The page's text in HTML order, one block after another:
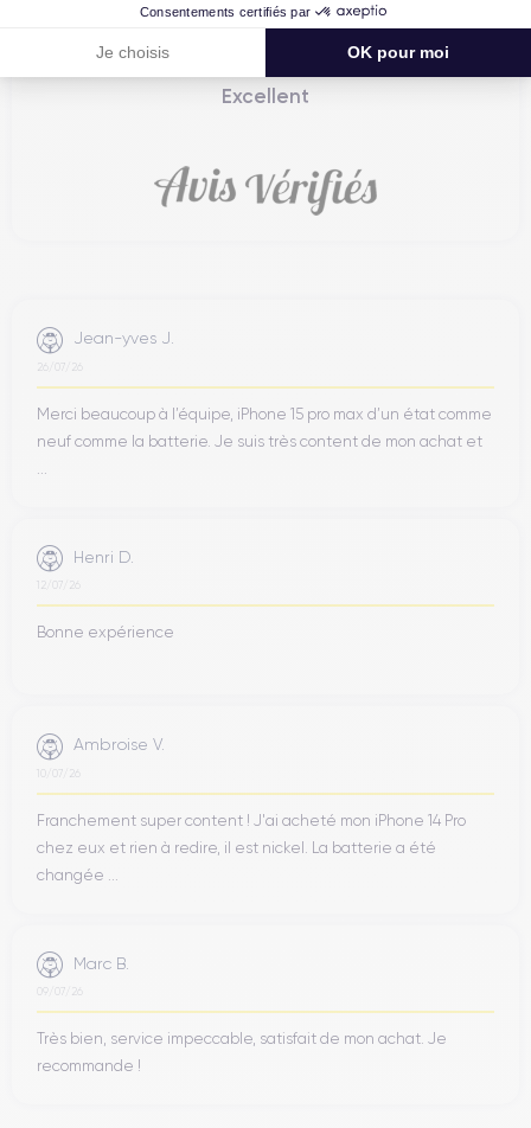
Consentements certifiés par
Je choisis OK pour moi
Excellent
Jean-yves J.
26/07/26
Merci beaucoup à l’équipe, iPhone 15 pro max d’un état comme
neuf comme la batterie. Je suis très content de mon achat et
Henri D.
12/07/26
Bonne expérience
Ambroise V.
10/07/26
Franchement super content ! J'ai acheté mon iPhone 14 Pro
chez eux et rien à redire, il est nickel. La batterie a été
changée ...
Marc B.
09/07/26
Très bien, service impeccable, satisfait de mon achat. Je
recommande !